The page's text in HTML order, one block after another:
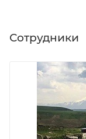
Сотрудники